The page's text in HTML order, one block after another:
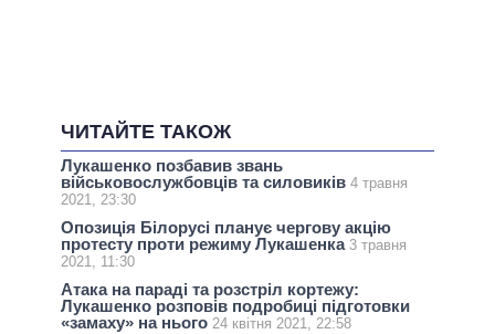
ЧИТАЙТЕ ТАКОЖ
Лукашенко позбавив звань
військовослужбовців та силовиків 4 травня
2021, 23:30
Опозиція Білорусі планує чергову акцію
протесту проти режиму Лукашенка 3 травня
2021, 11:30
Атака на параді та розстріл кортежу:
Лукашенко розповів подробиці підготовки
«замаху» на нього 24 квітня 2021, 22:58